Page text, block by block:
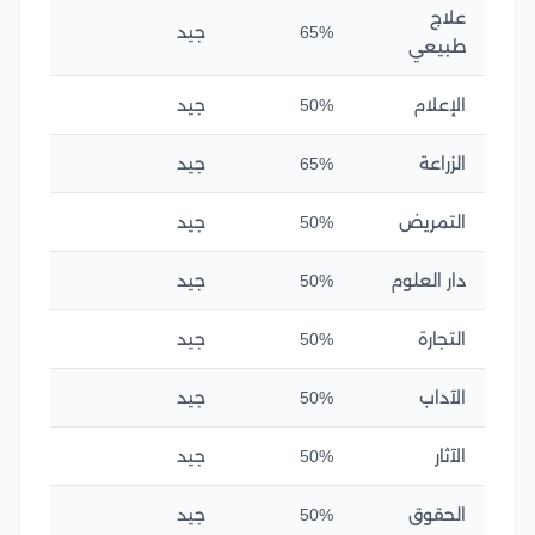
علاج
طبيعي
65% جيد
الإعلام 50% جيد
الزراعة 65% جيد
التمريض 50% جيد
دار العلوم 50% جيد
التجارة 50% جيد
الآداب 50% جيد
الآثار 50% جيد
الحقوق 50% جيد